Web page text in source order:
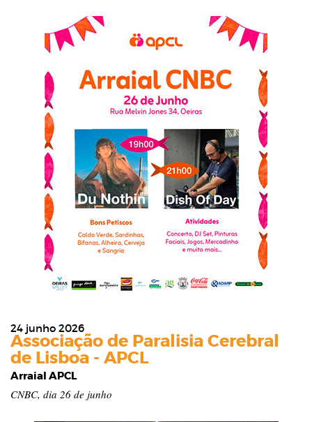
24 junho 2026
Associação de Paralisia Cerebral
de Lisboa - APCL
Arraial APCL
CNBC, dia 26 de junho